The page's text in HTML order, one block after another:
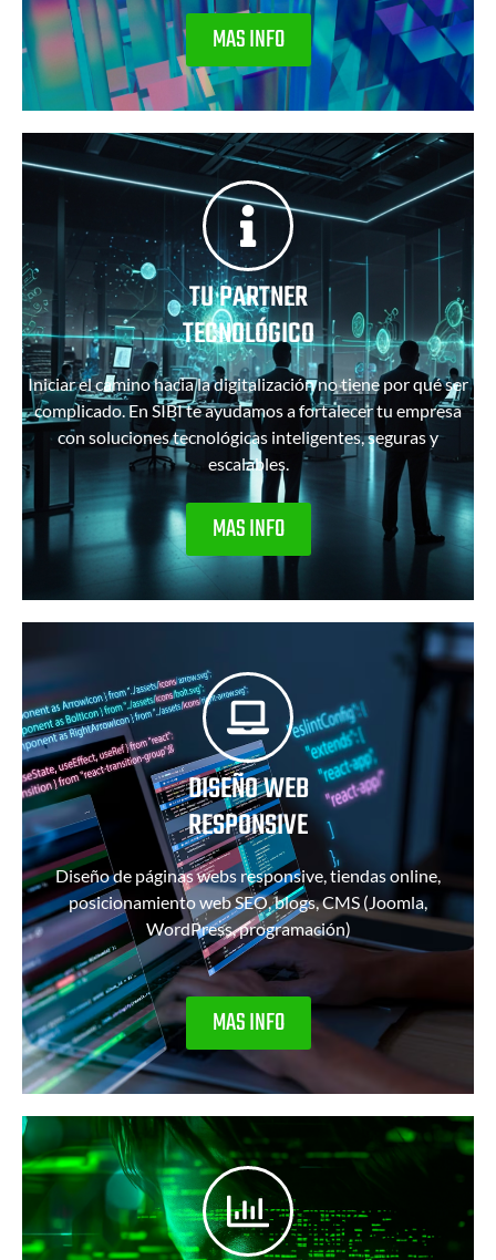
MAS INFO
TU PARTNER
TECNOLÓGICO
Iniciar el camino hacia la digitalización no tiene por qué ser
complicado. En SIBI te ayudamos a fortalecer tu empresa
con soluciones tecnológicas inteligentes, seguras y
escalables.
MAS INFO
DISEÑO WEB
RESPONSIVE
Diseño de páginas webs responsive, tiendas online,
posicionamiento web SEO, blogs, CMS (Joomla,
WordPress, programación)
MAS INFO